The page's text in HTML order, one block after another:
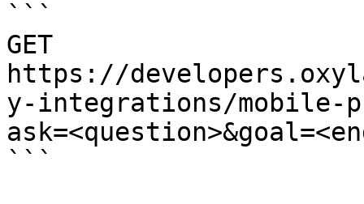
```
GET
https://
y-integrations/mobile-
```